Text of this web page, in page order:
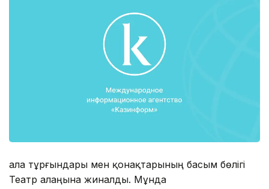
Қала тұрғындары мен қонақтарының басым бөлігі
Театр алаңына жиналды. Мұнда